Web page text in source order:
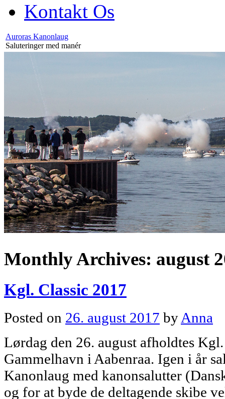
Kontakt Os
Auroras Kanonlaug
Saluteringer med manér
Monthly Archives: august
Kgl. Classic 2017
Posted on 26. august 2017 by Anna
Lørdag den 26. august afholdtes
Gammelhavn i Aabenraa. Igen i år
Kanonlaug med kanonsalutter
og for at byde de deltagende skibe